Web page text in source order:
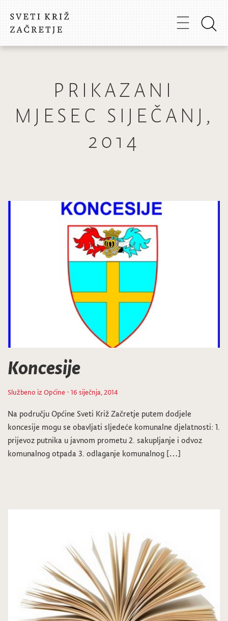
PRIKAZANI
MJESEC SIJEČANJ,
2014
Koncesije
Službeno iz Općine · 16 siječnja, 2014
Na području Općine Sveti Križ Začretje putem dodjele
koncesije mogu se obavljati sljedeće komunalne djelatnosti: 1.
prijevoz putnika u javnom prometu 2. sakupljanje i odvoz
komunalnog otpada 3. odlaganje komunalnog […]